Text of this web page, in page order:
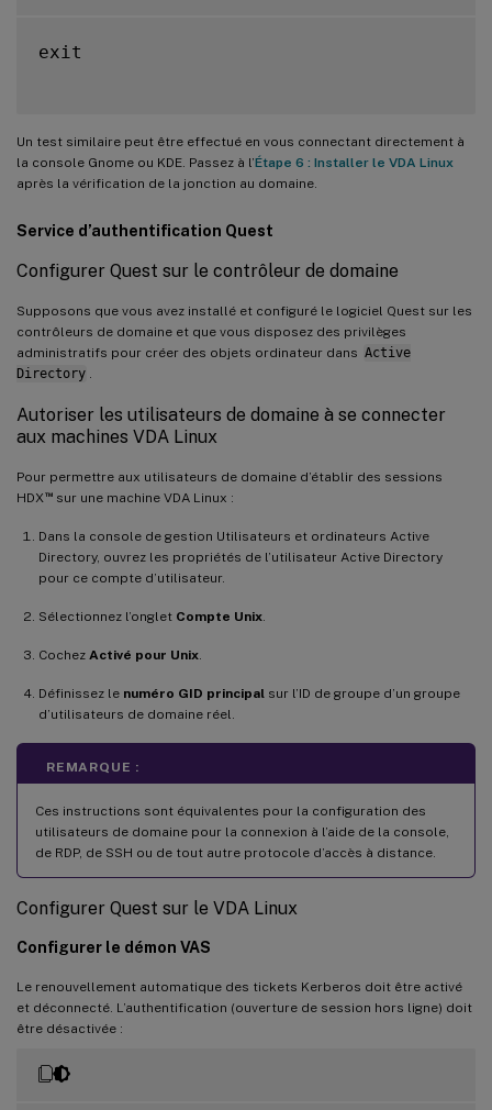
exit
Un test similaire peut être effectué en vous connectant directement à
la console Gnome ou KDE. Passez à l’Étape 6 : Installer le VDA Linux
après la vérification de la jonction au domaine.
Service d’authentification Quest
Configurer Quest sur le contrôleur de domaine
Supposons que vous avez installé et configuré le logiciel Quest sur les
contrôleurs de domaine et que vous disposez des privilèges
administratifs pour créer des objets ordinateur dans Active
Directory
Autoriser les utilisateurs de domaine à se connecter
aux machines VDA Linux
Pour permettre aux utilisateurs de domaine d’établir des sessions
HDX ™sur une machine VDA Linux :
Dans la console de gestion Utilisateurs et ordinateurs Active
Directory, ouvrez les propriétés de l’utilisateur Active Directory
pour ce compte d’utilisateur.
Sélectionnez l’onglet Compte Unix
Cochez Activé pour Unix
Définissez le numéro GID principal sur l’ID de groupe d’un groupe
d’utilisateurs de domaine réel.
REMARQUE :
Ces instructions sont équivalentes pour la configuration des
utilisateurs de domaine pour la connexion à l’aide de la console,
de RDP, de SSH ou de tout autre protocole d’accès à distance.
Configurer Quest sur le VDA Linux
Configurer le démon VAS
Le renouvellement automatique des tickets Kerberos doit être activé
et déconnecté. L’authentification (ouverture de session hors ligne) doit
être désactivée :